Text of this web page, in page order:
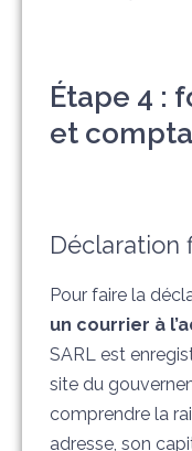
Étape 4 :
et
Déclaration
Pour faire la
un courrier à
SARL est
site du
comprendre la
adresse, son